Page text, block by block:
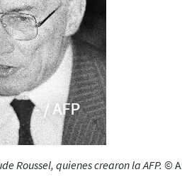
Roussel, quienes crearon la AFP. ©